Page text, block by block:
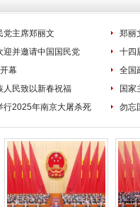
党主席郑丽文
郑丽
迎并邀请中国国民党
十四
幕
全国
人民致以新春祝福
国家
行2025年南京大屠杀死
勿忘